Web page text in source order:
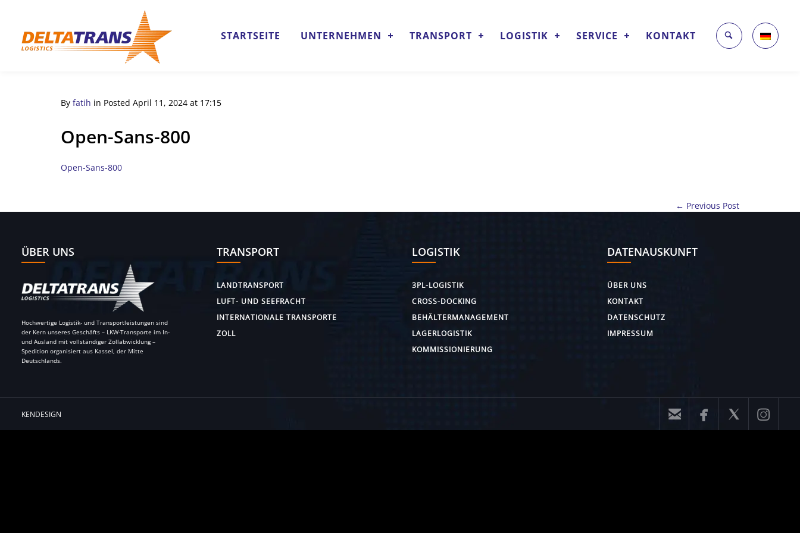
STARTSEITE UNTERNEHMEN TRANSPORT LOGISTIK SERVICE KONTAKT
By fatih in Posted April 11, 2024 at 17:15
Open-Sans-800
Open-Sans-800
← Previous Post
ÜBER UNS
Hochwertige Logistik- und Transportleistungen sind
der Kern unseres Geschäfts – LKW-Transporte im In-
und Ausland mit vollständiger Zollabwicklung –
Spedition organisiert aus Kassel, der Mitte
Deutschlands.
TRANSPORT
LANDTRANSPORT
LUFT- UND SEEFRACHT
INTERNATIONALE TRANSPORTE
ZOLL
LOGISTIK
3PL-LOGISTIK
CROSS-DOCKING
BEHÄLTERMANAGEMENT
LAGERLOGISTIK
KOMMISSIONIERUNG
DATENAUSKUNFT
ÜBER UNS
KONTAKT
DATENSCHUTZ
IMPRESSUM
KENDESIGN    